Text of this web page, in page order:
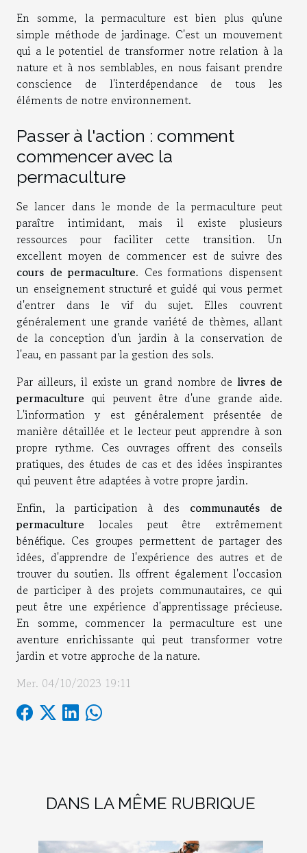
En somme, la permaculture est bien plus qu'une
simple méthode de jardinage. C'est un mouvement
qui a le potentiel de transformer notre relation à la
nature et à nos semblables, en nous faisant prendre
conscience de l'interdépendance de tous les
éléments de notre environnement.
Passer à l'action : comment
commencer avec la
permaculture
Se lancer dans le monde de la permaculture peut
paraître intimidant, mais il existe plusieurs
ressources pour faciliter cette transition. Un
excellent moyen de commencer est de suivre des
cours de permaculture. Ces formations dispensent
un enseignement structuré et guidé qui vous permet
d'entrer dans le vif du sujet. Elles couvrent
généralement une grande variété de thèmes, allant
de la conception d'un jardin à la conservation de
l'eau, en passant par la gestion des sols.
Par ailleurs, il existe un grand nombre de livres de
permaculture qui peuvent être d'une grande aide.
L'information y est généralement présentée de
manière détaillée et le lecteur peut apprendre à son
propre rythme. Ces ouvrages offrent des conseils
pratiques, des études de cas et des idées inspirantes
qui peuvent être adaptées à votre propre jardin.
Enfin, la participation à des communautés de
permaculture locales peut être extrêmement
bénéfique. Ces groupes permettent de partager des
idées, d'apprendre de l'expérience des autres et de
trouver du soutien. Ils offrent également l'occasion
de participer à des projets communautaires, ce qui
peut être une expérience d'apprentissage précieuse.
En somme, commencer la permaculture est une
aventure enrichissante qui peut transformer votre
jardin et votre approche de la nature.
Mer. 04/10/2023 19:11
DANS LA MÊME RUBRIQUE